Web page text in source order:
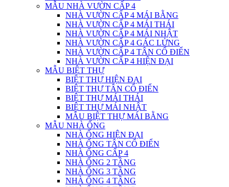
MẪU NHÀ VƯỜN CẤP 4
NHÀ VƯỜN CẤP 4 MÁI BẰNG
NHÀ VƯỜN CẤP 4 MÁI THÁI
NHÀ VƯỜN CẤP 4 MÁI NHẬT
NHÀ VƯỜN CẤP 4 GÁC LỬNG
NHÀ VƯỜN CẤP 4 TÂN CỔ ĐIỂN
NHÀ VƯỜN CẤP 4 HIỆN ĐẠI
MẪU BIỆT THỰ
BIỆT THỰ HIỆN ĐẠI
BIỆT THỰ TÂN CỔ ĐIỂN
BIỆT THỰ MÁI THÁI
BIỆT THỰ MÁI NHẬT
MẪU BIỆT THỰ MÁI BẰNG
MẪU NHÀ ỐNG
NHÀ ỐNG HIỆN ĐẠI
NHÀ ỐNG TÂN CỔ ĐIỂN
NHÀ ỐNG CẤP 4
NHÀ ỐNG 2 TẦNG
NHÀ ỐNG 3 TẦNG
NHÀ ỐNG 4 TẦNG